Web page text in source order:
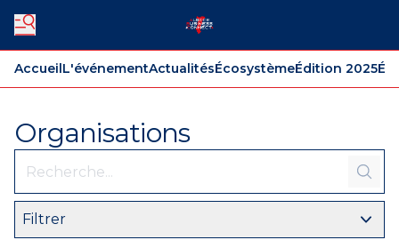
AccueilL'événementActualitésÉcosystèmeÉdition 2025
Organisations
Filtrer